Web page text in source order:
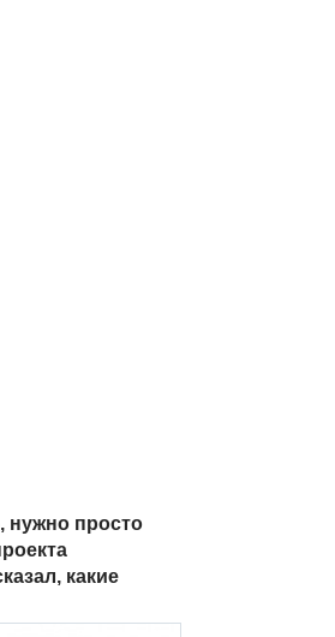
нужно просто
какие